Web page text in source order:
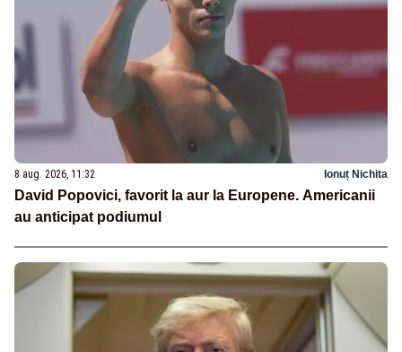
8 aug. 2026, 11:32 Ionuț Nichita
David Popovici, favorit la aur la Europene. Americanii
au anticipat podiumul